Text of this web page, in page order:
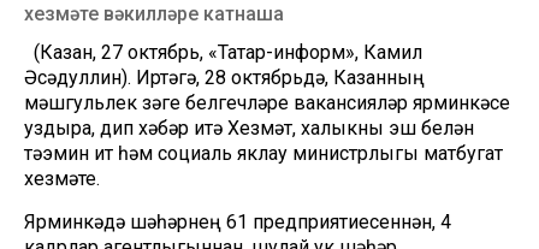
хезмәте вәкилләре катнаша
(Казан, 27 октябрь, «Татар-информ», Камил
Әсәдуллин). Иртәгә, 28 октябрьдә, Казанның
мәшгульлек үзәге белгечләре вакансияләр ярминкәсе
уздыра, дип хәбәр итә Хезмәт, халыкны эш белән
тәэмин итү һәм социаль яклау министрлыгы матбугат
хезмәте.
Ярминкәдә шәһәрнең 61 предприятиесеннән, 4